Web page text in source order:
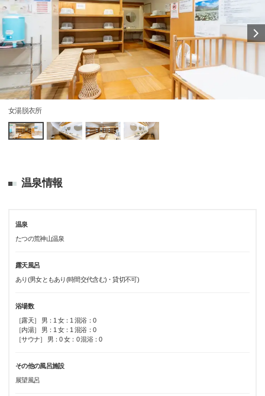
女湯脱衣所
温泉情報
温泉
たつの荒神山温泉
露天風呂
あり(男女ともあり(時間交代含む)・貸切不可)
浴場数
［露天］ 男：1 女：1 混浴：0
［内湯］ 男：1 女：1 混浴：0
［サウナ］ 男：0 女：0 混浴：0
その他の風呂施設
展望風呂